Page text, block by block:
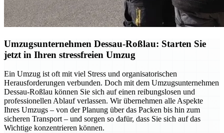
Umzugsunternehmen Dessau-Roßlau: Starten Sie
jetzt in Ihren stressfreien Umzug
Ein Umzug ist oft mit viel Stress und organisatorischen
Herausforderungen verbunden. Doch mit dem Umzugsunternehmen
Dessau-Roßlau können Sie sich auf einen reibungslosen und
professionellen Ablauf verlassen. Wir übernehmen alle Aspekte
Ihres Umzugs – von der Planung über das Packen bis hin zum
sicheren Transport – und sorgen so dafür, dass Sie sich auf das
Wichtige konzentrieren können.